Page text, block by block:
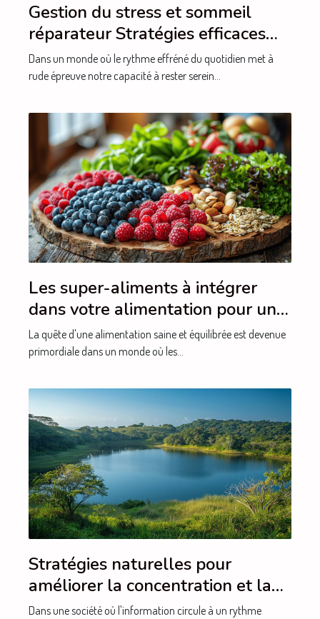
Gestion du stress et sommeil
réparateur Stratégies efficaces
pour améliorer votre bien-être
quotidien
Dans un monde où le rythme effréné du quotidien met à
rude épreuve notre capacité à rester serein...
Les super-aliments à intégrer
dans votre alimentation pour une
santé optimale
La quête d'une alimentation saine et équilibrée est devenue
primordiale dans un monde où les...
Stratégies naturelles pour
améliorer la concentration et la
mémoire
Dans une société où l'information circule à un rythme